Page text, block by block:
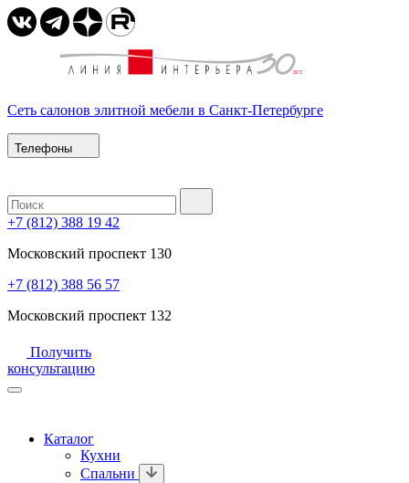
Сеть салонов элитной мебели в Санкт-Петербурге
Телефоны
+7 (812) 388 19 42
Московский проспект 130
+7 (812) 388 56 57
Московский проспект 132
Получить
консультацию
Каталог
Кухни
Спальни